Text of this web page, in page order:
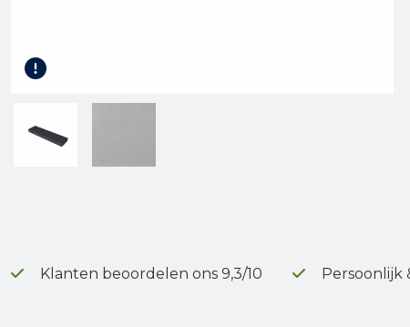
Klanten beoordelen ons 9,3/10 Persoonlijk